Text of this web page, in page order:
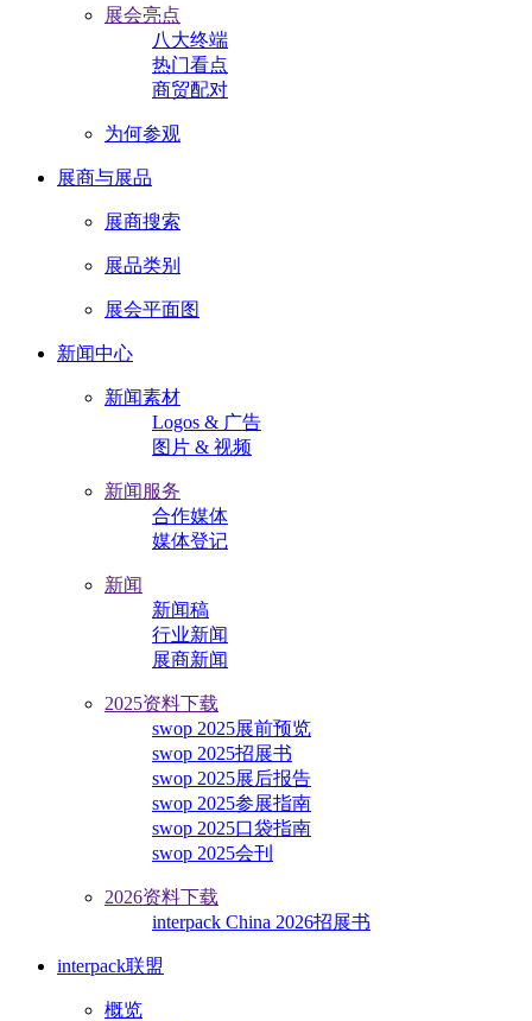
展会亮点
八大终端
热门看点
商贸配对
为何参观
展商与展品
展商搜索
展品类别
展会平面图
新闻中心
新闻素材
Logos & 广告
图片 & 视频
新闻服务
合作媒体
媒体登记
新闻
新闻稿
行业新闻
展商新闻
2025资料下载
swop 2025展前预览
swop 2025招展书
swop 2025展后报告
swop 2025参展指南
swop 2025口袋指南
swop 2025会刊
2026资料下载
interpack China 2026招展书
interpack联盟
概览